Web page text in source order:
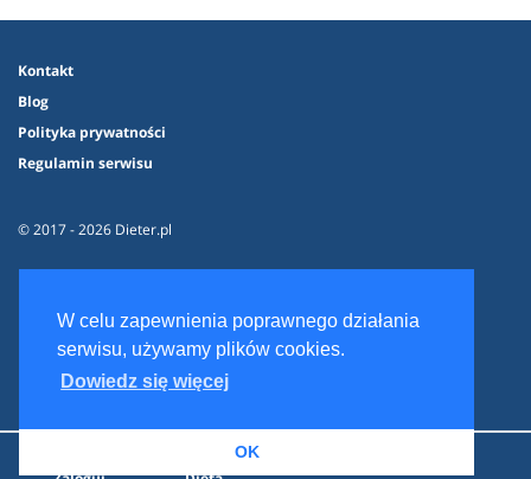
W celu zapewnienia poprawnego działania
serwisu, używamy plików cookies.
Dowiedz się więcej
OK
Kontakt
Blog
Polityka prywatności
Regulamin serwisu
© 2017 - 2026 Dieter.pl